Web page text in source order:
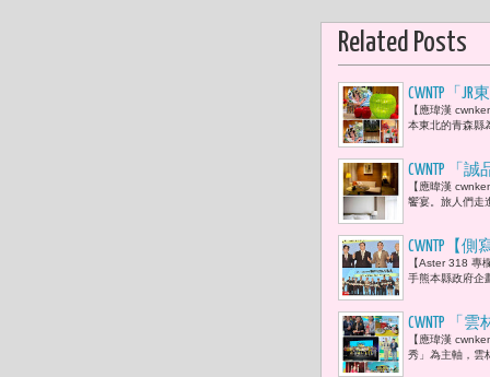
Related Posts
CWNTP「
【應瑋漢
本東北的青森縣
CWNTP 「
【應暐漢
饗宴。旅人們走
CWNTP【
方創生經
【Aster 318 專
手熊本縣政府企
CWNTP 「
【應瑋漢
秀」為主軸，雲